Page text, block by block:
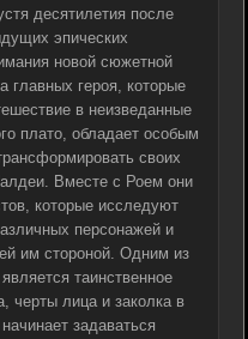
десятилетия после
эпических
новой сюжетной
главных героя, которые
в неизведанные
плато, обладает особым
своих
Вместе с Роем они
которые исследуют
персонажей и
им стороной. Одним из
таинственное
черты лица и заколка в
задаваться